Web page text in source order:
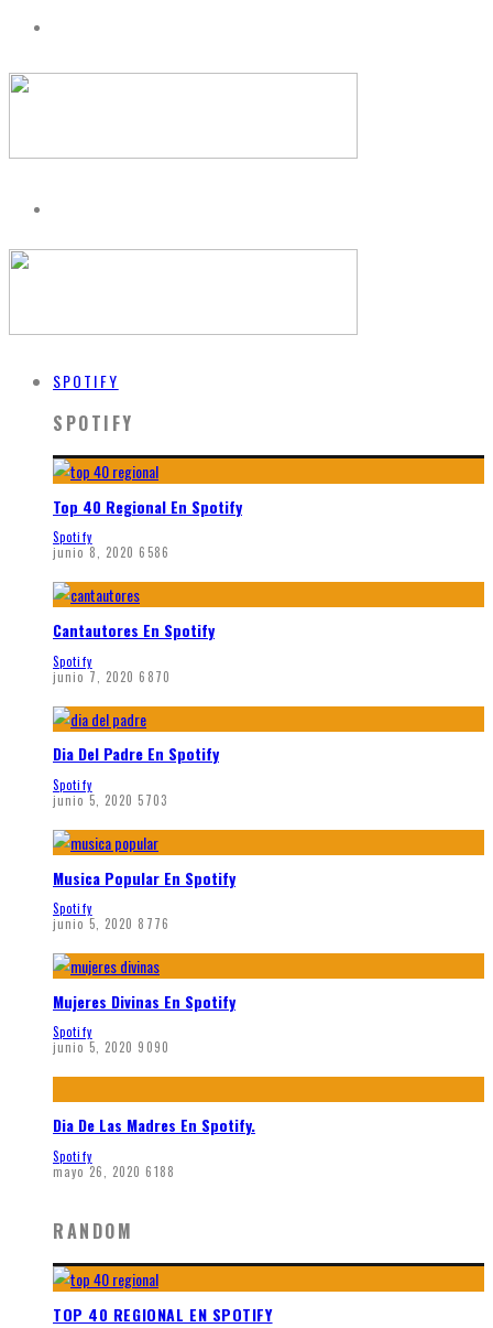
SPOTIFY
SPOTIFY
Top 40 Regional En Spotify
Spotify
junio 8, 2020 6586
Cantautores En Spotify
Spotify
junio 7, 2020 6870
Dia Del Padre En Spotify
Spotify
junio 5, 2020 5703
Musica Popular En Spotify
Spotify
junio 5, 2020 8776
Mujeres Divinas En Spotify
Spotify
junio 5, 2020 9090
Dia De Las Madres En Spotify.
Spotify
mayo 26, 2020 6188
RANDOM
TOP 40 REGIONAL EN SPOTIFY